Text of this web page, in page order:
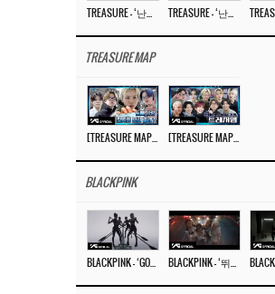
TREASURE MAP
BLACKPINK